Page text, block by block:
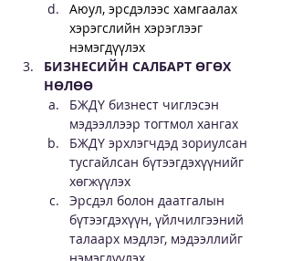
Аюул, эрсдэлээс хамгаалах
хэрэгслийн хэрэглээг
нэмэгдүүлэх
БИЗНЕСИЙН САЛБАРТ ӨГӨХ
НӨЛӨӨ
БЖДҮ бизнест чиглэсэн
мэдээллээр тогтмол хангах
БЖДҮ эрхлэгчдэд зориулсан
тусгайлсан бүтээгдэхүүнийг
хөгжүүлэх
Эрсдэл болон даатгалын
бүтээгдэхүүн, үйлчилгээний
талаарх мэдлэг, мэдээллийг